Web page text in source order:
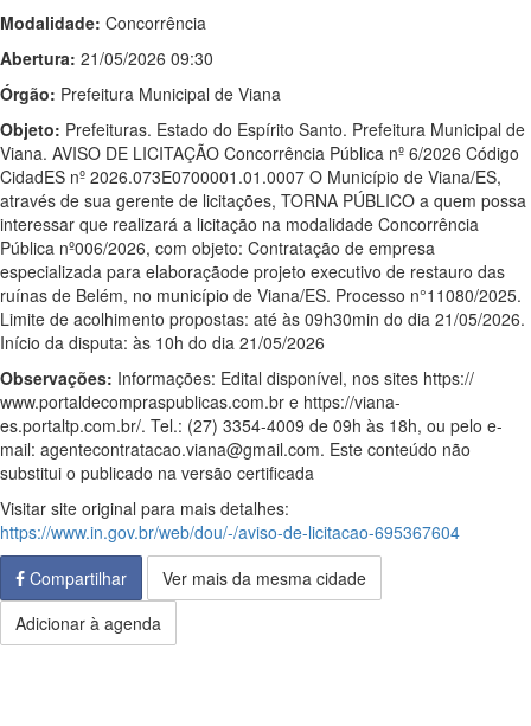
Modalidade: Concorrência
Abertura: 21/05/2026 09:30
Órgão: Prefeitura Municipal de Viana
Objeto: Prefeituras. Estado do Espírito Santo. Prefeitura Municipal de
Viana. AVISO DE LICITAÇÃO Concorrência Pública nº 6/2026 Código
CidadES nº 2026.073E0700001.01.0007 O Município de Viana/ES,
através de sua gerente de licitações, TORNA PÚBLICO a quem possa
interessar que realizará a licitação na modalidade Concorrência
Pública nº006/2026, com objeto: Contratação de empresa
especializada para elaboraçãode projeto executivo de restauro das
ruínas de Belém, no município de Viana/ES. Processo n°11080/2025.
Limite de acolhimento propostas: até às 09h30min do dia 21/05/2026.
Início da disputa: às 10h do dia 21/05/2026
Observações: Informações: Edital disponível, nos sites https://
www.portaldecompraspublicas.com.br e https://viana-
es.portaltp.com.br/. Tel.: (27) 3354-4009 de 09h às 18h, ou pelo e-
mail: agentecontratacao.viana@gmail.com. Este conteúdo não
substitui o publicado na versão certificada
Visitar site original para mais detalhes:
https://www.in.gov.br/web/dou/-/aviso-de-licitacao-695367604
Compartilhar
Ver mais da mesma cidade
Adicionar à agenda